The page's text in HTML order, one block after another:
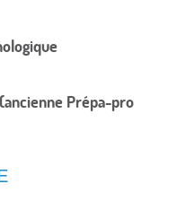
Prépa-pro